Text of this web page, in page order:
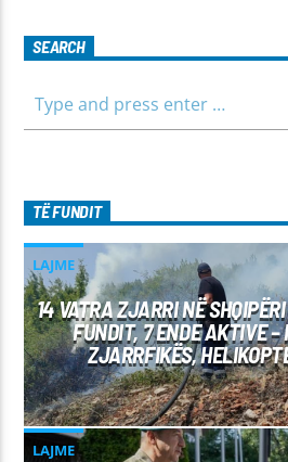
SEARCH
TË FUNDIT
LAJME
14 VATRA ZJARRI NË
FUNDIT, 7 ENDE AKTIVE –
ZJARRFIKËS,
LAJME